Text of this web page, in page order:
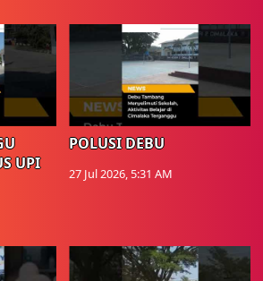
UPI
POLUSI DEBU
27 Jul 2026, 5:31 AM